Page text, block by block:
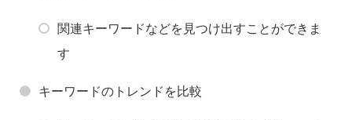
関連キーワードなどを見つけ出すことができま
す
キーワードのトレンドを比較